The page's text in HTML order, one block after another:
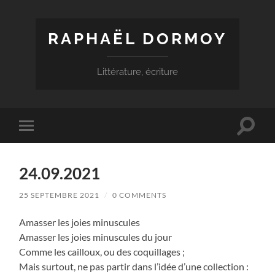
RAPHAËL DORMOY
Littérature, écriture
Toggle
mobile
Toggle
24.09.2021
25 SEPTEMBRE 2021 / 0 COMMENTS
Amasser les joies minuscules
Amasser les joies minuscules du jour
Comme les cailloux, ou des coquillages ;
Mais surtout, ne pas partir dans l’idée d’une collection :